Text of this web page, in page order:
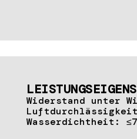
Widerstand unter
Wasserdichtheit: